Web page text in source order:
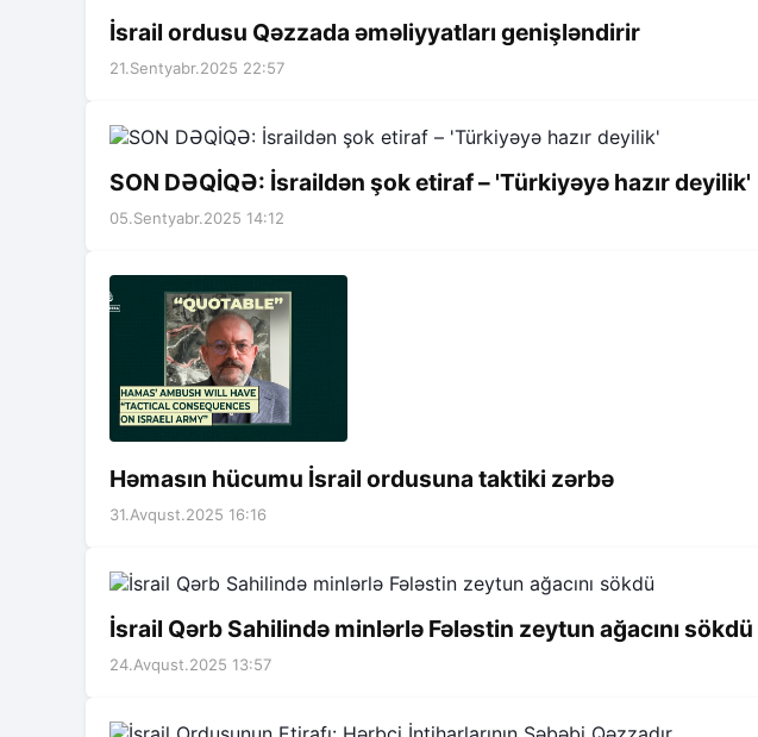
İsrail ordusu Qəzzada əməliyyatları genişləndirir
21.Sentyabr.2025 22:57
SON DƏQİQƏ: İsraildən şok etiraf – 'Türkiyəyə hazır deyilik'
05.Sentyabr.2025 14:12
Həmasın hücumu İsrail ordusuna taktiki zərbə
31.Avqust.2025 16:16
İsrail Qərb Sahilində minlərlə Fələstin zeytun ağacını sökdü
24.Avqust.2025 13:57